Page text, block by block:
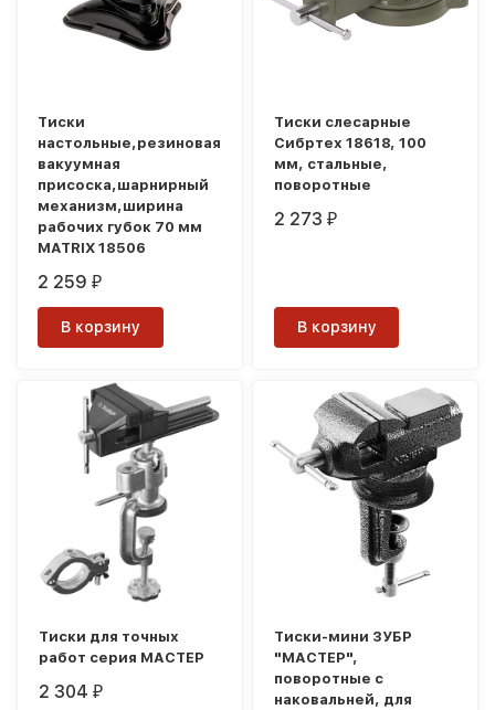
Тиски
настольные,резиновая
вакуумная
присоска,шарнирный
механизм,ширина
рабочих губок 70 мм
MATRIX 18506
2 259 ₽
В корзину
Тиски слесарные
Сибртех 18618, 100
мм, стальные,
поворотные
2 273₽
В корзину
Тиски для точных
работ серия МАСТЕР
2 304₽
Тиски-мини ЗУБР
"МАСТЕР",
поворотные с
наковальней, для